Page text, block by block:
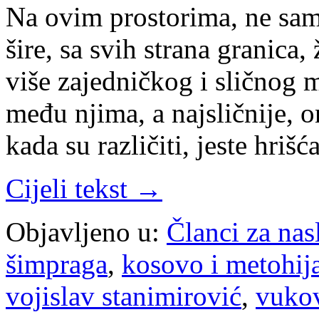
Na ovim prostorima, ne
šire, sa svih strana
više zajedničkog i sličnog
među njima, a najsličnije,
kada su različiti, jeste
Cijeli tekst →
Objavljeno u: Članci za
šimpraga, kosovo i
vojislav stanimirović,